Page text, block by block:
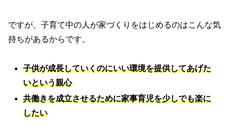
ですが、子育て中の人が家づくりをはじめるのはこんな気
持ちがあるからです。
子供が成長していくのにいい環境を提供してあげた
いという親心
共働きを成立させるために家事育児を少しでも楽に
したい